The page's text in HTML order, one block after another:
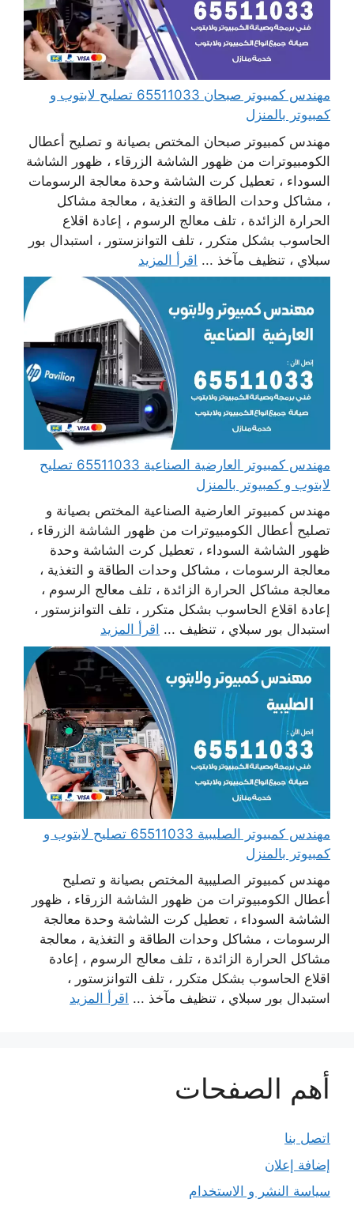
مهندس كمبيوتر صبحان 65511033 تصليح لابتوب و
كمبيوتر بالمنزل
مهندس كمبيوتر صبحان المختص بصيانة و تصليح أعطال
الكومبيوترات من ظهور الشاشة الزرقاء ، ظهور الشاشة
السوداء ، تعطيل كرت الشاشة وحدة معالجة الرسومات
، مشاكل وحدات الطاقة و التغذية ، معالجة مشاكل
الحرارة الزائدة ، تلف معالج الرسوم ، إعادة اقلاع
الحاسوب بشكل متكرر ، تلف التوانزستور ، استبدال بور
سبلاي ، تنظيف مآخذ ... اقرأ المزيد
مهندس كمبيوتر العارضية الصناعية 65511033 تصليح
لابتوب و كمبيوتر بالمنزل
مهندس كمبيوتر العارضية الصناعية المختص بصيانة و
تصليح أعطال الكومبيوترات من ظهور الشاشة الزرقاء ،
ظهور الشاشة السوداء ، تعطيل كرت الشاشة وحدة
معالجة الرسومات ، مشاكل وحدات الطاقة و التغذية ،
معالجة مشاكل الحرارة الزائدة ، تلف معالج الرسوم ،
إعادة اقلاع الحاسوب بشكل متكرر ، تلف التوانزستور ،
استبدال بور سبلاي ، تنظيف ... اقرأ المزيد
مهندس كمبيوتر الصليبية 65511033 تصليح لابتوب و
كمبيوتر بالمنزل
مهندس كمبيوتر الصليبية المختص بصيانة و تصليح
أعطال الكومبيوترات من ظهور الشاشة الزرقاء ، ظهور
الشاشة السوداء ، تعطيل كرت الشاشة وحدة معالجة
الرسومات ، مشاكل وحدات الطاقة و التغذية ، معالجة
مشاكل الحرارة الزائدة ، تلف معالج الرسوم ، إعادة
اقلاع الحاسوب بشكل متكرر ، تلف التوانزستور ،
استبدال بور سبلاي ، تنظيف مآخذ ... اقرأ المزيد
أهم الصفحات
اتصل بنا
إضافة إعلان
سياسة النشر و الاستخدام